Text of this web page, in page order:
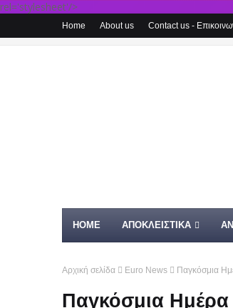
rel='stylesheet'/>
Home About us Contact us -
HOME ΑΠΟΚΛΕΙΣΤΙΚΑ
Αρχική σελίδα Euro News Παγκόσμια
Παγκόσμια Ημέρα